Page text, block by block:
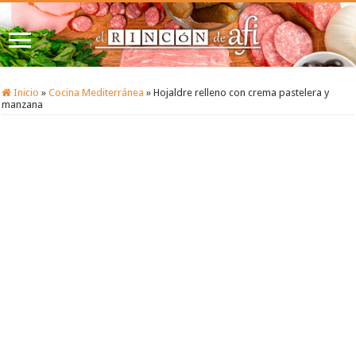
Inicio » Cocina Mediterránea » Hojaldre relleno con crema pastelera y
manzana